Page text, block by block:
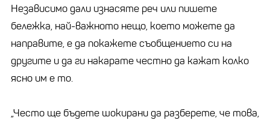
Независимо дали изнасяте реч или пишете
бележка, най-важното нещо, което можете да
направите, е да покажете съобщението си на
другите и да ги накарате честно да кажат колко
ясно им е то.
„Често ще бъдете шокирани да разберете, че това,